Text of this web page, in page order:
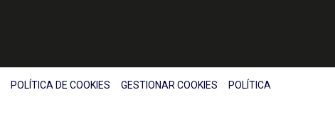
POLÍTICA DE COOKIES GESTIONAR COOKIES
POLÍTICA